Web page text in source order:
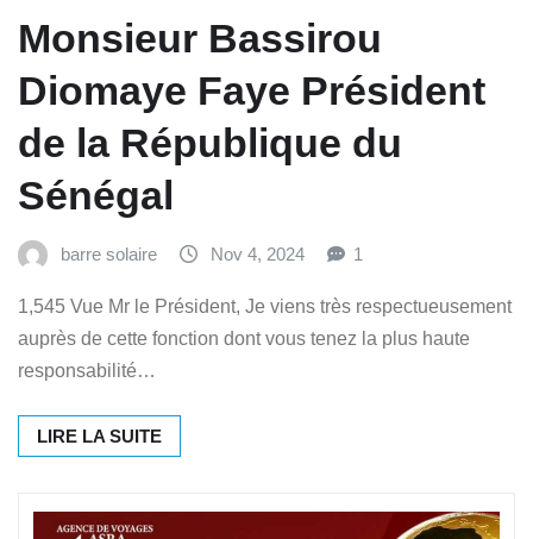
Monsieur Bassirou
Diomaye Faye Président
de la République du
Sénégal
barre solaire Nov 4, 2024 1
1,545 Vue Mr le Président, Je viens très respectueusement
auprès de cette fonction dont vous tenez la plus haute
responsabilité…
LIRE LA SUITE